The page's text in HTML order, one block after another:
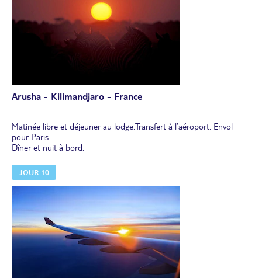
Déjeuner pique-nique.
En fin de journée, départ pour Arusha. Installation au lodge.
Dîner et nuit.
Arusha - Kilimandjaro - France
Matinée libre et déjeuner au lodge.Transfert à l’aéroport. Envol
pour Paris.
Dîner et nuit à bord.
JOUR 10